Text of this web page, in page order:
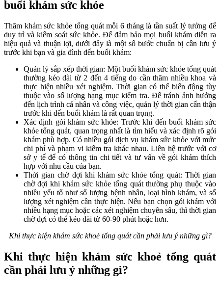
buổi khám sức khỏe
Thăm khám sức khỏe tổng quát mỗi 6 tháng là tần suất lý tưởng để
duy trì và kiểm soát sức khỏe. Để đảm bảo mọi buổi khám diễn ra
hiệu quả và thuận lợi, dưới đây là một số bước chuẩn bị cần lưu ý
trước khi bạn và gia đình đến buổi khám:
Quản lý sắp xếp thời gian: Một buổi khám sức khỏe tổng quát
thường kéo dài từ 2 đến 4 tiếng do cần thăm nhiều khoa và
thực hiện nhiều xét nghiệm. Thời gian có thể biến động tùy
thuộc vào số lượng hạng mục kiểm tra. Để tránh ảnh hưởng
đến lịch trình cá nhân và công việc, quản lý thời gian cẩn thận
trước khi đến buổi khám là rất quan trọng.
Xác định gói khám sức khỏe: Trước khi đến buổi khám sức
khỏe tổng quát, quan trọng nhất là tìm hiểu và xác định rõ gói
khám phù hợp. Có nhiều gói dịch vụ khám sức khỏe với mức
chi phí và phạm vi kiểm tra khác nhau. Liên hệ trước với cơ
sở y tế để có thông tin chi tiết và tư vấn về gói khám thích
hợp với nhu cầu của bạn.
Thời gian chờ đợi khi khám sức khỏe tổng quát: Thời gian
chờ đợi khi khám sức khỏe tổng quát thường phụ thuộc vào
nhiều yếu tố như số lượng bệnh nhân, loại hình khám, và số
lượng xét nghiệm cần thực hiện. Nếu bạn chọn gói khám với
nhiều hạng mục hoặc các xét nghiệm chuyên sâu, thì thời gian
chờ đợi có thể kéo dài từ 60-90 phút hoặc hơn.
Khi thực hiện khám sức khoẻ tổng quát cần phải lưu ý những gì?
Khi thực hiện khám sức khoẻ tổng quát
cần phải lưu ý những gì?